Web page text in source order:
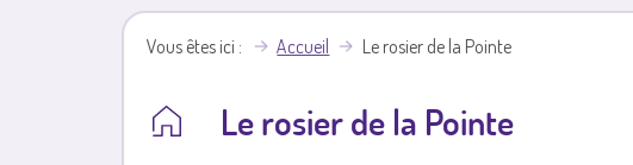
Vous êtes ici Accueil Le rosier de la Pointe
Le rosier de la Pointe